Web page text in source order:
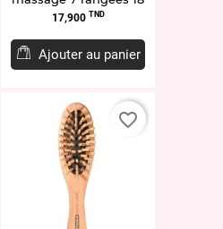
Prix
17,900 TND
Ajouter au panier
favorite_border